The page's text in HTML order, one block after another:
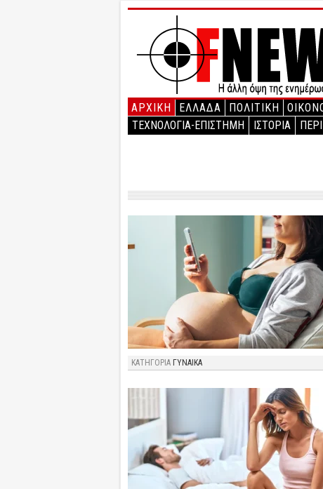
ΑΡΧΙΚΉ ΕΛΛΑΔΑ ΠΟΛΙΤΙΚΗ
ΤΕΧΝΟΛΟΓΙΑ-ΕΠΙΣΤΗΜΗ
ΙΣΤΟΡΙΑ
ΚΑΤΗΓΟΡΙΑ ΓΥΝΑΙΚΑ